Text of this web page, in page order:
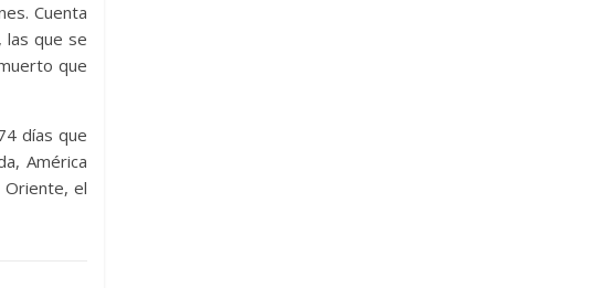
Cuenta
las que se
que
días que
América
Oriente, el